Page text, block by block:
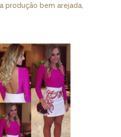
produção bem arejada,